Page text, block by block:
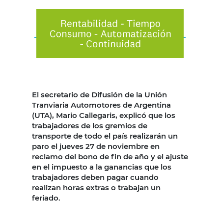
El secretario de Difusión de la Unión
Tranviaria Automotores de Argentina
(UTA), Mario Callegaris, explicó que los
trabajadores de los gremios de
transporte de todo el país realizarán un
paro el jueves 27 de noviembre en
reclamo del bono de fin de año y el ajuste
en el impuesto a la ganancias que los
trabajadores deben pagar cuando
realizan horas extras o trabajan un
feriado.